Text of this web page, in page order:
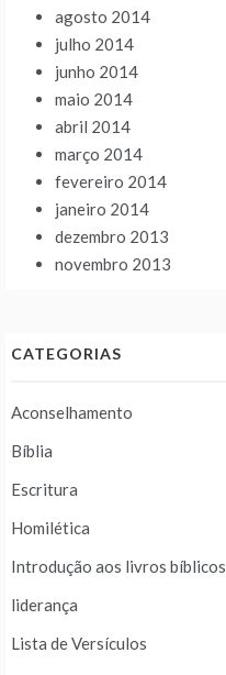
agosto 2014
julho 2014
junho 2014
maio 2014
abril 2014
março 2014
fevereiro 2014
janeiro 2014
dezembro 2013
novembro 2013
CATEGORIAS
Aconselhamento
Bíblia
Escritura
Homilética
Introdução aos livros bíblicos
liderança
Lista de Versículos